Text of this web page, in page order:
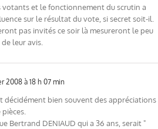
votants et le fonctionnement du scrutin a
sur le résultat du vote, si secret soit-il.
pas invités ce soir là mesureront le peu
leur avis.
2008 à 18 h 07 min
décidément bien souvent des appréciations
Bertrand DENIAUD qui a 36 ans, serait "